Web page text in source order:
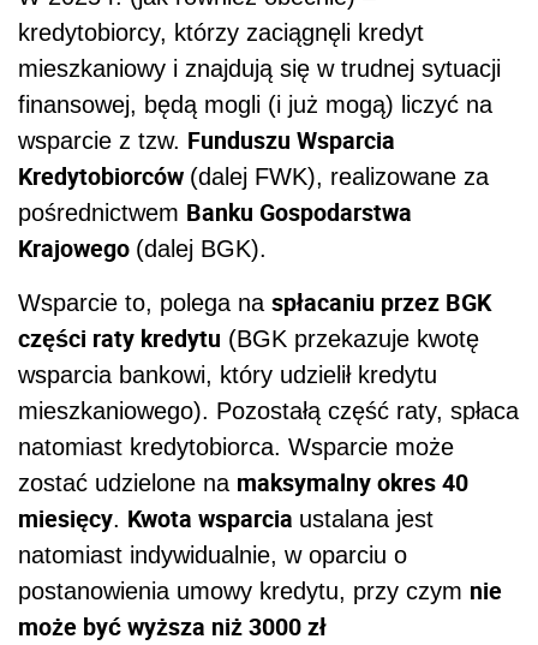
kredytobiorcy, którzy zaciągnęli kredyt
mieszkaniowy i znajdują się w trudnej sytuacji
finansowej, będą mogli (i już mogą) liczyć na
wsparcie z tzw. Funduszu Wsparcia
Kredytobiorców (dalej FWK), realizowane za
pośrednictwem Banku Gospodarstwa
Krajowego (dalej BGK).
Wsparcie to, polega na spłacaniu przez BGK
części raty kredytu (BGK przekazuje kwotę
wsparcia bankowi, który udzielił kredytu
mieszkaniowego). Pozostałą część raty, spłaca
natomiast kredytobiorca. Wsparcie może
zostać udzielone na maksymalny okres 40
miesięcy. Kwota wsparcia ustalana jest
natomiast indywidualnie, w oparciu o
postanowienia umowy kredytu, przy czym nie
może być wyższa niż 3000 zł